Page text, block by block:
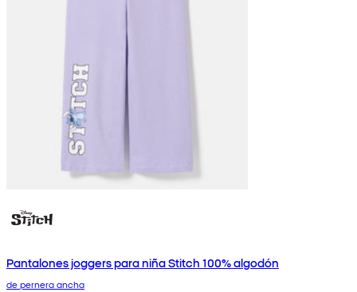
Pantalones joggers para niña Stitch 100% algodón
de pernera ancha